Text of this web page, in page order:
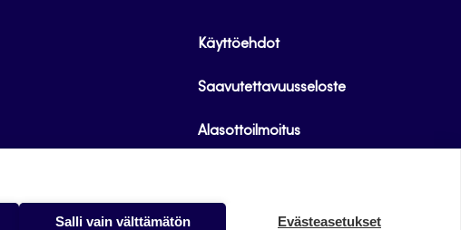
Käyttöehdot
Saavutettavuusseloste
Alasottoilmoitus
Salli vain välttämätön Evästeasetukset